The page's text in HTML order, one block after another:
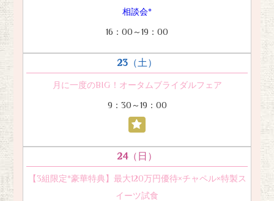
相談会*
16：00～19：00
23 （土）
月に一度のBIG！オータムブライダルフェア
9：30～19：00
24（日）
【3組限定*豪華特典】最大120万円優待×チャペル×特製ス
イーツ試食